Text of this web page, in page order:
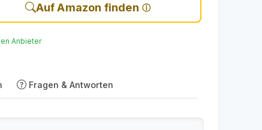
Auf Amazon finden
Anbieter
Fragen & Antworten